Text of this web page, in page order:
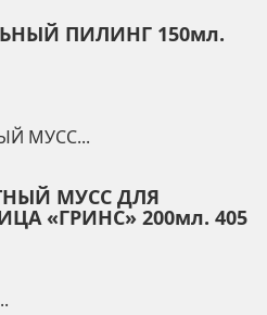
ПИЛИНГ 150мл.
МУСС ДЛЯ
«ГРИНС» 200мл. 405